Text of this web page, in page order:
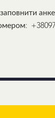
заповнити